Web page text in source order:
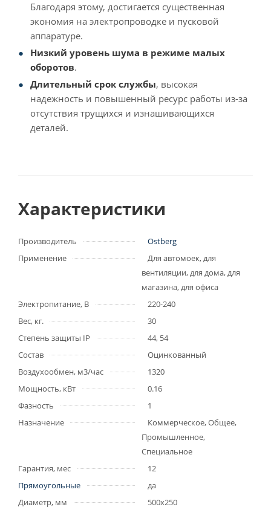
Благодаря этому, достигается существенная
экономия на электропроводке и пусковой
аппаратуре.
Низкий уровень шума в режиме малых
оборотов.
Длительный срок службы, высокая
надежность и повышенный ресурс работы из-за
отсутствия трущихся и изнашивающихся
деталей.
Характеристики
Производитель
Ostberg
Применение
Для автомоек, для
вентиляции, для дома, для
магазина, для офиса
Электропитание, В
220-240
Вес, кг.
30
Степень защиты IP
44, 54
Состав
Оцинкованный
Воздухообмен, м3/час
1320
Мощность, кВт
0.16
Фазность
1
Назначение
Коммерческое, Общее,
Промышленное,
Специальное
Гарантия, мес
12
Прямоугольные
да
Диаметр, мм
500x250